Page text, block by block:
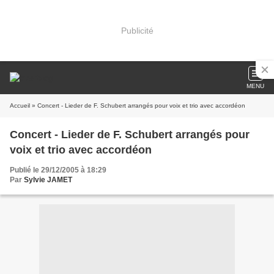
Publicité
MENU
Accueil » Concert - Lieder de F. Schubert arrangés pour voix et trio avec accordéon
Concert - Lieder de F. Schubert arrangés pour
voix et trio avec accordéon
Publié le 29/12/2005 à 18:29
Par Sylvie JAMET